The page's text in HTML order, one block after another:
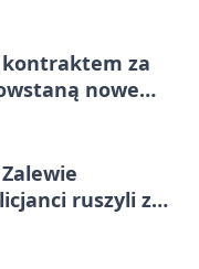
kontraktem za
nowe
ruszyli z